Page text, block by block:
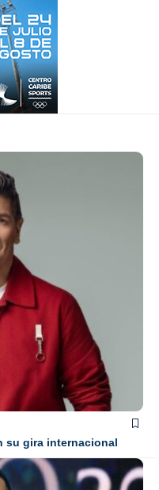
su gira internacional